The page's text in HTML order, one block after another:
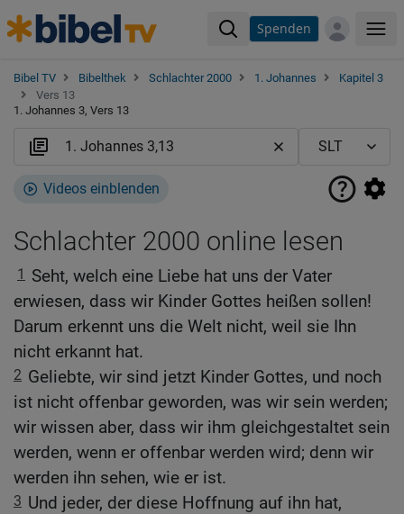
Spenden
Bibel TV Bibelthek Schlachter 2000 1. Johannes
Kapitel 3
Vers 13
1. Johannes 3, Vers 13
Videos einblenden
Schlachter 2000 online lesen
1 Seht, welch eine Liebe hat uns der Vater
erwiesen, dass wir Kinder Gottes heißen sollen!
Darum erkennt uns die Welt nicht, weil sie Ihn
nicht erkannt hat.
2 Geliebte, wir sind jetzt Kinder Gottes, und noch
ist nicht offenbar geworden, was wir sein werden;
wir wissen aber, dass wir ihm gleichgestaltet sein
werden, wenn er offenbar werden wird; denn wir
werden ihn sehen, wie er ist.
3 Und jeder, der diese Hoffnung auf ihn hat,